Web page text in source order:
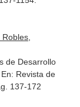
de Desarrollo
En: Revista de
137-172